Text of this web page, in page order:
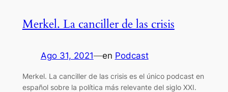
Merkel. La canciller de las crisis
Ago 31, 2021—en Podcast
Merkel. La canciller de las crisis es el único podcast en
español sobre la política más relevante del siglo XXI.